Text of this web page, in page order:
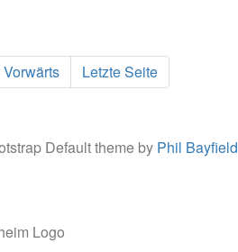
Vorwärts Letzte Seite
Default theme by Phil Bayfield